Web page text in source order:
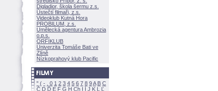
Digladior, škola šermu z.s.
Ústečtí filmaři, z.s.
Videoklub Kutná Hora
PROBILUM, z.s.
Umělecká agentura Ambrozia
o.p.s.
ORFIKLUB
Univerzita Tomáše Bati ve
Zlíně
Nízkoprahový klub Pacific
" ( - 0 1 2 3 4 5 6 7 8 9A B C
Č D Ď E F G H Ch I Í J K L
Ľ